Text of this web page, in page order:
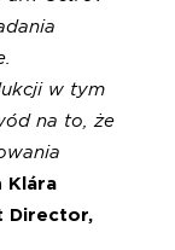
w tym
na to, że
Klára
Director,